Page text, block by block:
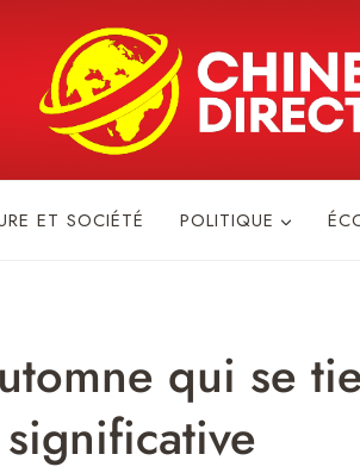
ET SOCIÉTÉ POLITIQUE
qui se